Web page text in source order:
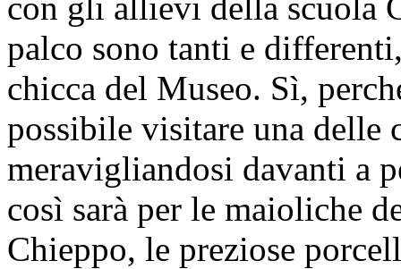
palco sono tanti e
chicca del Museo. Sì,
possibile visitare una delle
meravigliandosi davanti a
così sarà per le maioliche
Chieppo, le preziose